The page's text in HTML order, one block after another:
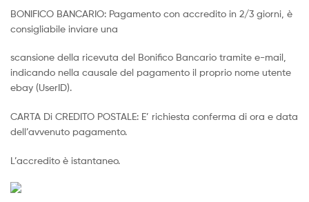
BONIFICO BANCARIO: Pagamento con accredito in 2/3 giorni, è
consigliabile inviare una
scansione della ricevuta del Bonifico Bancario tramite e-mail,
indicando nella causale del pagamento il proprio nome utente
ebay (UserID).
CARTA Di CREDITO POSTALE: E’ richiesta conferma di ora e data
dell’avvenuto pagamento.
L’accredito è istantaneo.